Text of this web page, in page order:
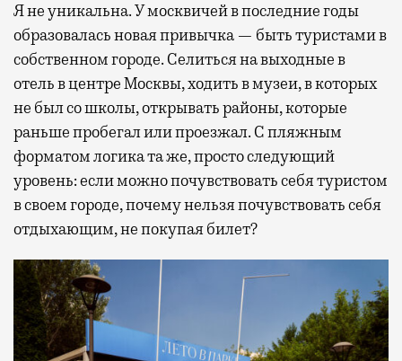
Я не уникальна. У москвичей в последние годы
образовалась новая привычка — быть туристами в
собственном городе. Селиться на выходные в
отель в центре Москвы, ходить в музеи, в которых
не был со школы, открывать районы, которые
раньше пробегал или проезжал. С пляжным
форматом логика та же, просто следующий
уровень: если можно почувствовать себя туристом
в своем городе, почему нельзя почувствовать себя
отдыхающим, не покупая билет?